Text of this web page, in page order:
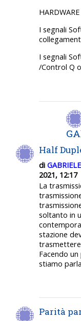
I segnali
I segnali
/Control Q
Half
di
2021, 12:17
La
soltanto in
stazione
Facendo
stiamo
Parità